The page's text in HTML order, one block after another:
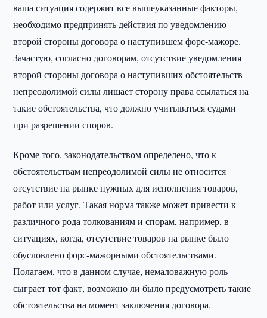
ваша ситуация содержит все вышеуказанные факторы,
необходимо предпринять действия по уведомлению
второй стороны договора о наступившем форс-мажоре.
Зачастую, согласно договорам, отсутствие уведомления
второй стороны договора о наступивших обстоятельств
непреодолимой силы лишает сторону права ссылаться на
такие обстоятельства, что должно учитываться судами
при разрешении споров.
Кроме того, законодательством определено, что к
обстоятельствам непреодолимой силы не относится
отсутствие на рынке нужных для исполнения товаров,
работ или услуг. Такая норма также может привести к
различного рода толкованиям и спорам, например, в
ситуациях, когда, отсутствие товаров на рынке было
обусловлено форс-мажорными обстоятельствами.
Полагаем, что в данном случае, немаловажную роль
сыграет тот факт, возможно ли было предусмотреть такие
обстоятельства на момент заключения договора.